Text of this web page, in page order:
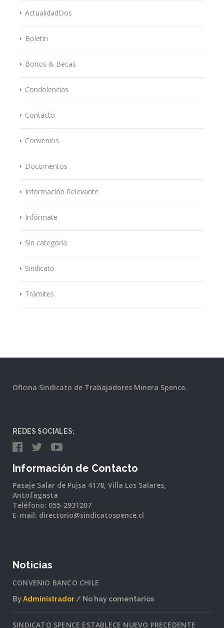
ActualidadDos
Boletín
Bonos & Becas
Condolencias
Contacto
Convenios
Documentos
Información Relevante
Infórmate
Sin categoría
Sindicato
Trámites
Oficina Sindicato de Trabajadores Minera Spence.
REDES SOCIALES:
Información de Contacto
Pasaje Salar de Pujsa 4178, Villa Los Salares,
Antofagasta
Teléfono: 055-2931207
E-mail: directorio@sindicatospence.cl
Noticias
CONVENIO BANCO CHILE
ByAdministrador
No hay comentarios
SINDICATO SPENCE ESTABLECE NUEVO PRECEDENTE